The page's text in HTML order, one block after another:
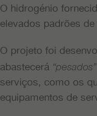
O hidrogénio
elevados padrões
O projeto foi
abastecerá “pesados”
serviços, como os
equipamentos de